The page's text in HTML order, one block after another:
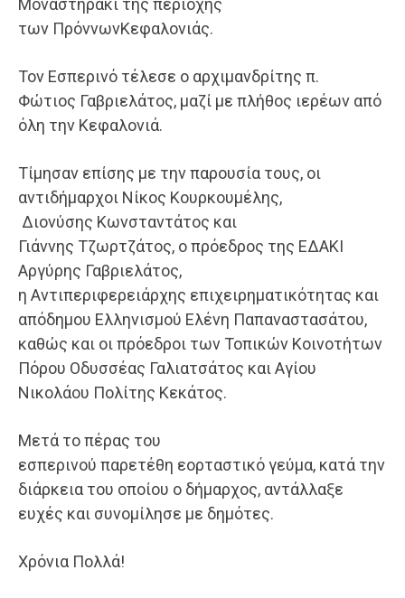
Μοναστηράκι της περιοχής
των ΠρόννωνΚεφαλονιάς.
Τον Εσπερινό τέλεσε ο αρχιμανδρίτης π.
Φώτιος Γαβριελάτος, μαζί με πλήθος ιερέων από
όλη την Κεφαλονιά.
Τίμησαν επίσης με την παρουσία τους, οι
αντιδήμαρχοι Νίκος Κουρκουμέλης,
Διονύσης Κωνσταντάτος και
Γιάννης Τζωρτζάτος, ο πρόεδρος της ΕΔΑΚΙ
Αργύρης Γαβριελάτος,
η Αντιπεριφερειάρχης επιχειρηματικότητας και
απόδημου Ελληνισμού Ελένη Παπαναστασάτου,
καθώς και οι πρόεδροι των Τοπικών Κοινοτήτων
Πόρου Οδυσσέας Γαλιατσάτος και Αγίου
Νικολάου Πολίτης Κεκάτος.
Μετά το πέρας του
εσπερινού παρετέθη εορταστικό γεύμα, κατά την
διάρκεια του οποίου ο δήμαρχος, αντάλλαξε
ευχές και συνομίλησε με δημότες.
Χρόνια Πολλά!